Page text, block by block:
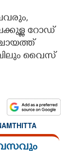
റോഡ്
വൈസ്